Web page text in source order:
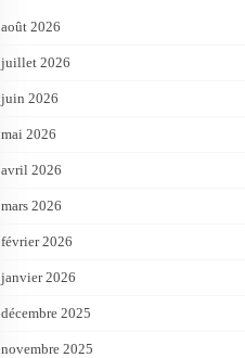
août 2026
juillet 2026
juin 2026
mai 2026
avril 2026
mars 2026
février 2026
janvier 2026
décembre 2025
novembre 2025